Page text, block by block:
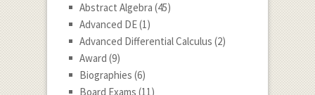
Abstract Algebra (45)
Advanced DE(1)
Advanced Differential Calculus (2)
Award (9)
Biographies (6)
Board Exams (11)